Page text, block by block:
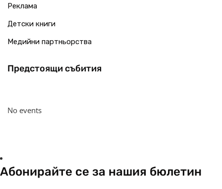
Реклама
Детски книги
Медийни партньорства
Предстоящи събития
No events
Абонирайте се за нашия бюлетин